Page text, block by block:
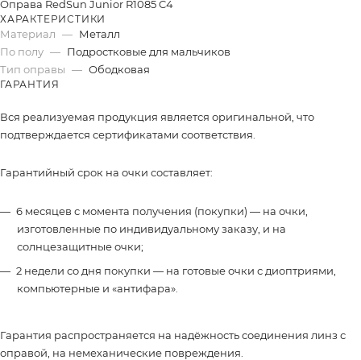
Оправа RedSun Junior R1085 C4
ХАРАКТЕРИСТИКИ
Материал — Металл
По полу — Подростковые для мальчиков
Тип оправы — Ободковая
ГАРАНТИЯ
Вся реализуемая продукция является оригинальной, что
подтверждается сертификатами соответствия.
Гарантийный срок на очки составляет:
6 месяцев с момента получения (покупки) — на очки,
изготовленные по индивидуальному заказу, и на
солнцезащитные очки;
2 недели со дня покупки — на готовые очки с диоптриями,
компьютерные и «антифара».
Гарантия распространяется на надёжность соединения линз с
оправой, на немеханические повреждения.